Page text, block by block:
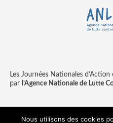
Les Journées Nationales
par l’Agence Nationale de Lutte
Nous utilisons des cookies